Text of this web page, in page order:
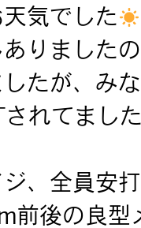
気でした
りました
したが、み
れてまし
、全員安
前後の良型